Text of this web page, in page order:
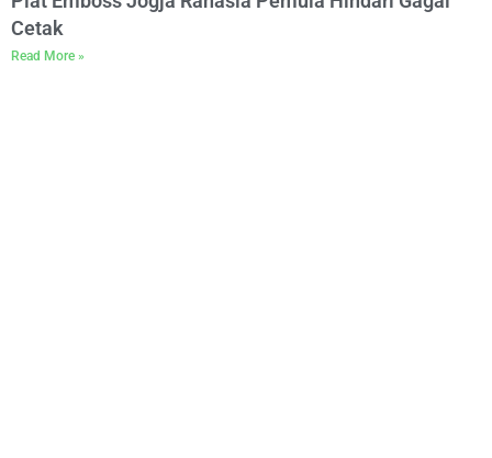
Cetak
Read More »